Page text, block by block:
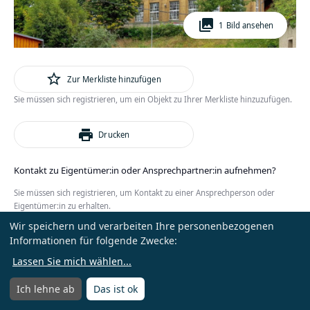
Menü öffnen
photo_library 1 Bild ansehen
star_outline Zur Merkliste hinzufügen
Sie müssen sich registrieren, um ein Objekt zu Ihrer Merkliste hinzuzufügen.
print Drucken
Kontakt zu Eigentümer:in oder Ansprechpartner:in aufnehmen?
Sie müssen sich registrieren, um Kontakt zu einer Ansprechperson oder
Eigentümer:in zu erhalten.
Anmelden oder Kostenlos registrieren
Wir speichern und verarbeiten Ihre personenbezogenen
Informationen für folgende Zwecke:
Lassen Sie mich wählen...
Ich lehne ab Das ist ok